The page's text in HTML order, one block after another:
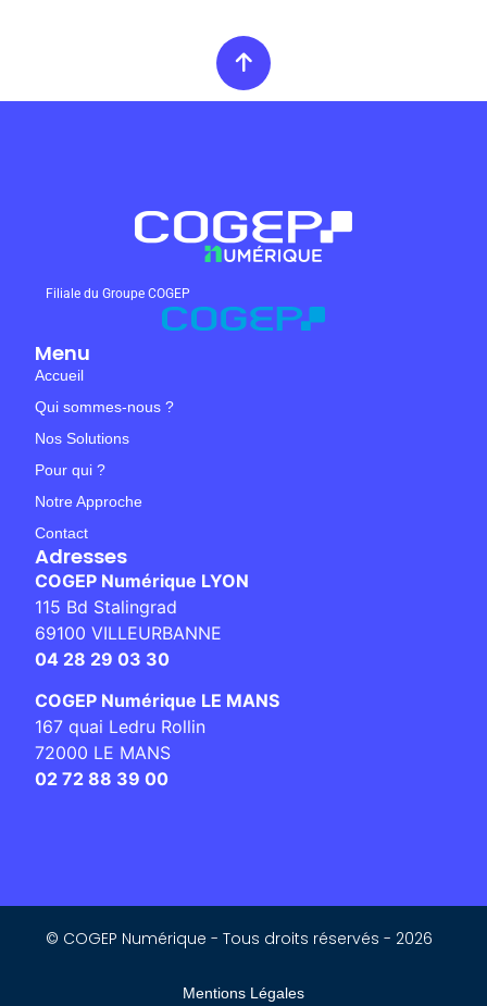
Filiale du Groupe COGEP
Menu
Accueil
Qui sommes-nous ?
Nos Solutions
Pour qui ?
Notre Approche
Contact
Adresses
COGEP Numérique LYON
115 Bd Stalingrad
69100 VILLEURBANNE
04 28 29 03 30
COGEP Numérique LE MANS
167 quai Ledru Rollin
72000 LE MANS
02 72 88 39 00
© COGEP Numérique - Tous droits réservés - 2026
Mentions Légales